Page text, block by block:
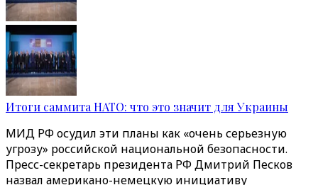
Итоги саммита НАТО: что это значит для Украины
МИД РФ осудил эти планы как «очень серьезную
угрозу» российской национальной безопасности.
Пресс-секретарь президента РФ Дмитрий Песков
назвал американо-немецкую инициативу